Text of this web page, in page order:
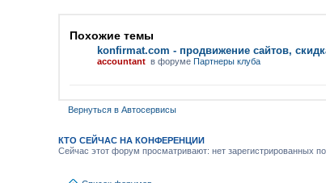
Похожие темы
konfirmat.com - продвижение сайтов,
accountant в форуме Партнеры клуба
Вернуться в Автосервисы
КТО СЕЙЧАС НА КОНФЕРЕНЦИИ
Сейчас этот форум просматривают: нет зарегистрированных